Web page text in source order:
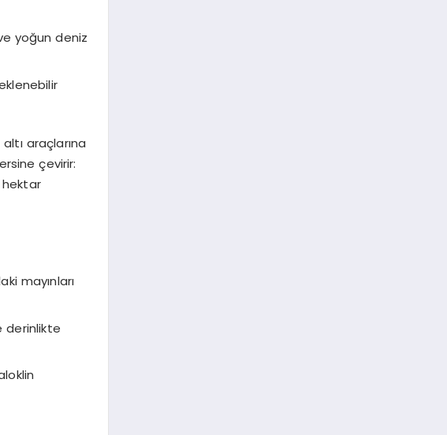
yoğun deniz
araçlarına
çevirir:
hektar
mayınları
derinlikte